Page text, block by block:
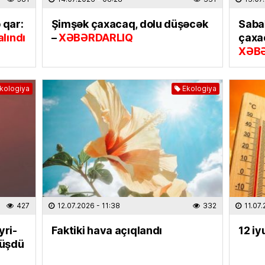
ELM
qar:
Şimşək çaxacaq, dolu düşəcək
–XƏBƏRDARLIQ
427
Ekologiya
12.07.2026 - 11:38 332
Faktiki hava açıqlandı 12